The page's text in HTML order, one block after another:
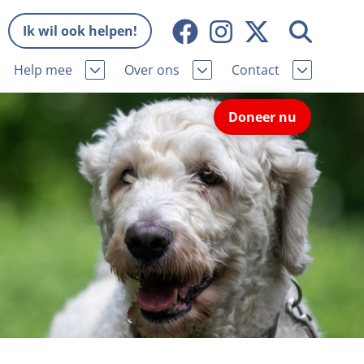
Ik wil ook helpen!
Help mee Over ons
Missie en visie
Wat wij doen
Onze organisatie
Samenwerking
Bekende vrienden
Vacatures
Donateursmagazine Hond
Contact
Contactgegevens
Pers
Nieuws
Veelgestelde vragen
Melding hondenleed
Nieuwsbrief
Incassodata
Doneer nu